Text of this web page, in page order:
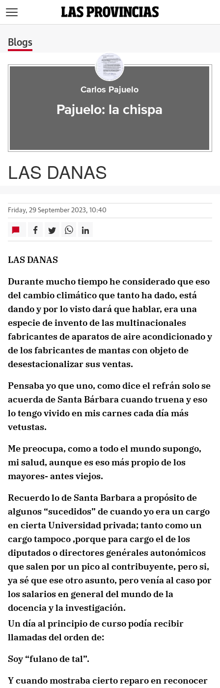
Blogs
Carlos Pajuelo
Pajuelo: la chispa
LAS DANAS
Friday, 29 September 2023, 10:40
LAS DANAS
Durante mucho tiempo he considerado que eso
del cambio climático que tanto ha dado, está
dando y por lo visto dará que hablar, era una
especie de invento de las multinacionales
fabricantes de aparatos de aire acondicionado y
de los fabricantes de mantas con objeto de
desestacionalizar sus ventas.
Pensaba yo que uno, como dice el refrán solo se
acuerda de Santa Bárbara cuando truena y eso
lo tengo vivido en mis carnes cada día más
vetustas.
Me preocupa, como a todo el mundo supongo,
mi salud, aunque es eso más propio de los
mayores- antes viejos.
Recuerdo lo de Santa Barbara a propósito de
algunos “sucedidos” de cuando yo era un cargo
en cierta Universidad privada; tanto como un
cargo tampoco ,porque para cargo el de los
diputados o directores genérales autonómicos
que salen por un pico al contribuyente, pero si,
ya sé que ese otro asunto, pero venía al caso por
los salarios en general del mundo de la
docencia y la investigación.
Un día al principio de curso podía recibir
llamadas del orden de:
Soy “fulano de tal”.
Y cuando mostraba cierto reparo en reconocer